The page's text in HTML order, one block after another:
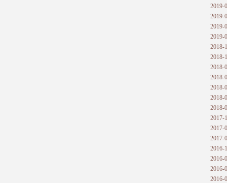
2019-
2019-
2019-
2019-
2018-
2018-
2018-
2018-
2018-
2018-
2018-
2017-
2017-
2017-
2016-
2016-
2016-
2016-